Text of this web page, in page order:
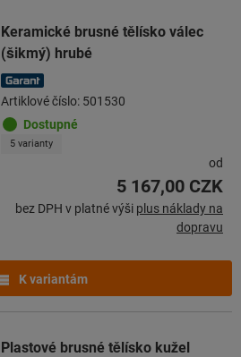
Keramické brusné tělísko válec
(šikmý) hrubé
Artiklové číslo: 501530
Dostupné
5 varianty
od
5 167,00 CZK
bez DPH v platné výši plus náklady na
dopravu
K variantám
Plastové brusné tělísko kužel